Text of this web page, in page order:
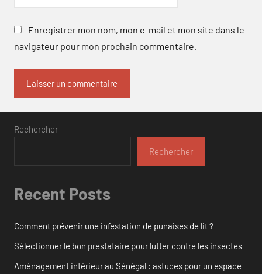
Enregistrer mon nom, mon e-mail et mon site dans le
navigateur pour mon prochain commentaire.
Rechercher
Rechercher
Recent Posts
Comment prévenir une infestation de punaises de lit ?
Sélectionner le bon prestataire pour lutter contre les insectes
Aménagement intérieur au Sénégal : astuces pour un espace